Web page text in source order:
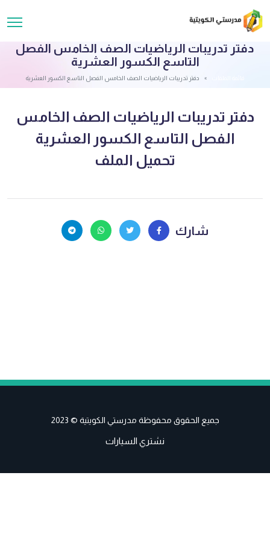
دفتر تدريبات الرياضيات الصف الخامس الفصل
التاسع الكسور العشرية
دفتر تدريبات الرياضيات الصف الخامس الفصل التاسع الكسور العشرية
دفتر تدريبات الرياضيات الصف الخامس
الفصل التاسع الكسور العشرية
تحميل الملف
شارك
جميع الحقوق محفوظة مدرستي الكويتية © 2023
نشتري السيارات